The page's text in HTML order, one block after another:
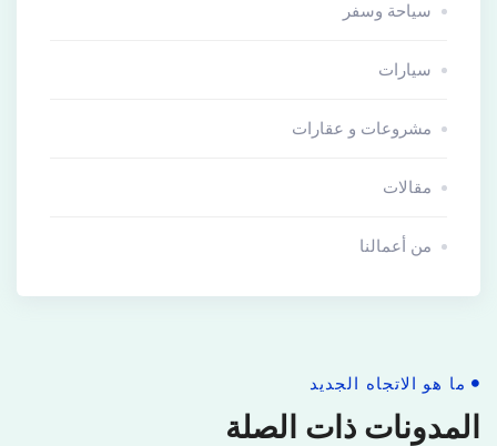
سياحة وسفر
سيارات
مشروعات و عقارات
مقالات
من أعمالنا
ما هو الاتجاه الجديد
المدونات ذات الصلة